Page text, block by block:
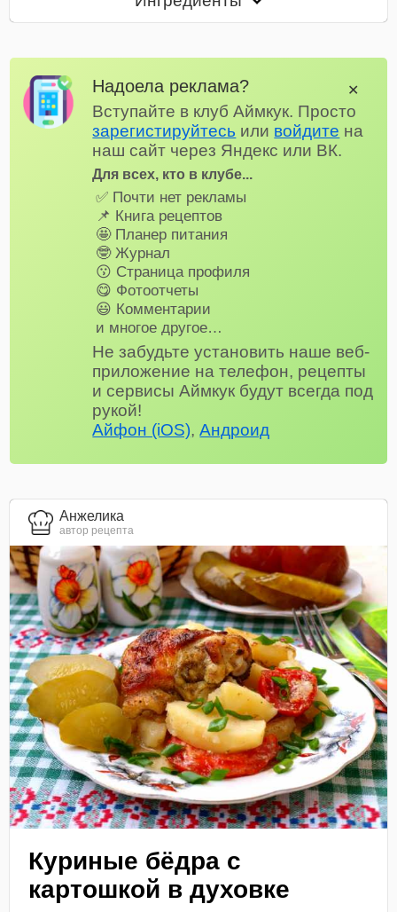
Надоела реклама?
Вступайте в клуб Аймкук. Просто
зарегистируйтесь или войдите на
наш сайт через Яндекс или ВК.
Для всех, кто в клубе...
✅ Почти нет рекламы
📌 Книга рецептов
🤩 Планер питания
🤓 Журнал
😗 Страница профиля
😋 Фотоотчеты
😃 Комментарии
и многое другое…
Не забудьте установить наше веб-
приложение на телефон, рецепты
и сервисы Аймкук будут всегда под
рукой!
Айфон (iOS),Андроид
✕
Анжелика
автор рецепта
Куриные бёдра с
картошкой в духовке